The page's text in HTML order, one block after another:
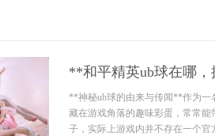
**和平精英ub球在哪
**神秘ub球的由来与传闻**作为一
藏在游戏角落的趣味彩蛋，常常
子，实际上游戏内并不存在一个